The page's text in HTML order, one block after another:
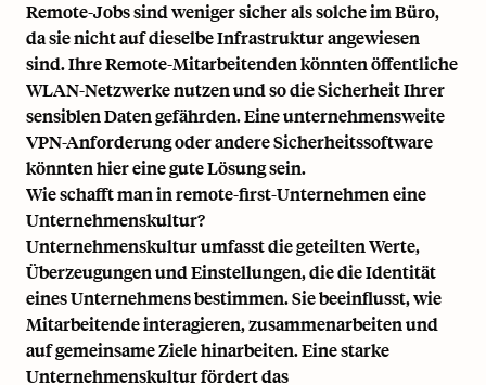
Remote-Jobs sind weniger sicher als solche im Büro,
da sie nicht auf dieselbe Infrastruktur angewiesen
sind. Ihre Remote-Mitarbeitenden könnten öffentliche
WLAN-Netzwerke nutzen und so die Sicherheit Ihrer
sensiblen Daten gefährden. Eine unternehmensweite
VPN-Anforderung oder andere Sicherheitssoftware
könnten hier eine gute Lösung sein.
Wie schafft man in remote-first-Unternehmen eine
Unternehmenskultur?
Unternehmenskultur umfasst die geteilten Werte,
Überzeugungen und Einstellungen, die die Identität
eines Unternehmens bestimmen. Sie beeinflusst, wie
Mitarbeitende interagieren, zusammenarbeiten und
auf gemeinsame Ziele hinarbeiten. Eine starke
Unternehmenskultur fördert das